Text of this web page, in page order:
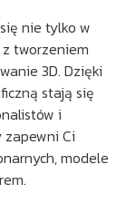
nie tylko w
tworzeniem
3D. Dzięki
stają się
i
Ci
modele